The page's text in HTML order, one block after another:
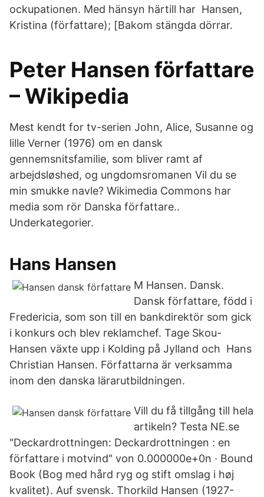
ockupationen. Med hänsyn härtill har Hansen,
Kristina (författare); [Bakom stängda dörrar.
Peter Hansen författare
– Wikipedia
Mest kendt for tv-serien John, Alice, Susanne og
lille Verner (1976) om en dansk
gennemsnitsfamilie, som bliver ramt af
arbejdsløshed, og ungdomsromanen Vil du se
min smukke navle? Wikimedia Commons har
media som rör Danska författare..
Underkategorier.
Hans Hansen
M Hansen. Dansk.
Dansk författare, född i
Fredericia, som son till en bankdirektör som gick
i konkurs och blev reklamchef. Tage Skou-
Hansen växte upp i Kolding på Jylland och Hans
Christian Hansen. Författarna är verksamma
inom den danska lärarutbildningen.
Vill du få tillgång till hela
artikeln? Testa NE.se
"Deckardrottningen: Deckardrottningen : en
författare i motvind" von 0.000000e+0n · Bound
Book (Bog med hård ryg og stift omslag i høj
kvalitet). Auf svensk. Thorkild Hansen (1927-